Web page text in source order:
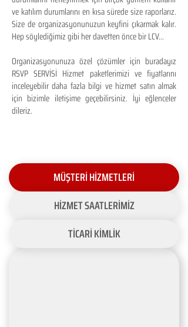
ve katılım durumlarını en kısa sürede size raporlarız.
Size de organizasyonunuzun keyfini çıkarmak kalır.
Hep söylediğimiz gibi her davetten önce bir LCV...
Organizasyonunuza özel çözümler için buradayız
RSVP SERVİSİ Hizmet paketlerimizi ve fiyatlarını
inceleyebilir daha fazla bilgi ve hizmet satın almak
için bizimle iletişime geçebilirsiniz. İyi eğlenceler
dileriz.
MÜŞTERİ HİZMETLERİ
HİZMET SAATLERİMİZ
TİCARİ KİMLİK